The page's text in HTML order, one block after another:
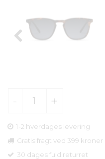
1-2 hverdages levering
Gratis fragt ved 399 kroner
30 dages fuld returret